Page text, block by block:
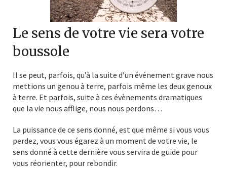
Le sens de votre vie sera votre
boussole
Il se peut, parfois, qu’à la suite d’un événement grave nous
mettions un genou à terre, parfois même les deux genoux
à terre. Et parfois, suite à ces évènements dramatiques
que la vie nous afflige, nous nous perdons…
La puissance de ce sens donné, est que même si vous vous
perdez, vous vous égarez à un moment de votre vie, le
sens donné à cette dernière vous servira de guide pour
vous réorienter, pour rebondir.